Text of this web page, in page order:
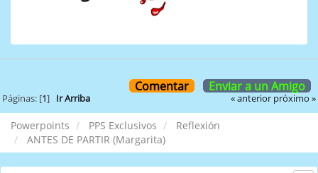
Comentar Enviar a un Amigo
Páginas: [1] Ir Arriba « anterior próximo »
Powerpoints PPS Exclusivos
Reflexión
ANTES DE PARTIR (Margarita)